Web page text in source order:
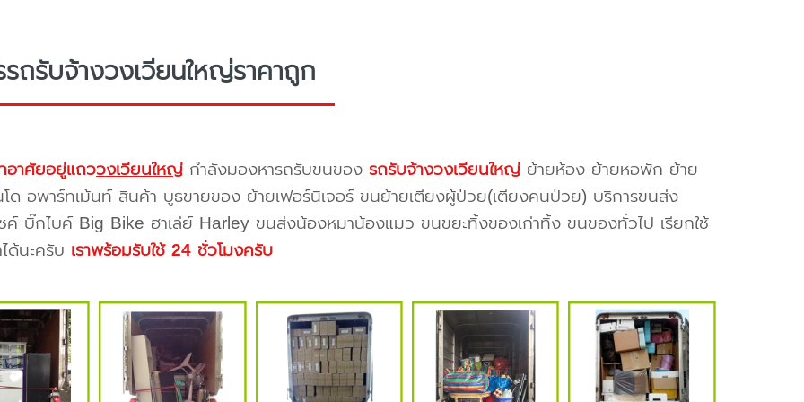
ถรับจ้างวงเวียนใหญ่ราคาถูก
าศัยอยู่แถววงเวียนใหญ่กำลังมองหารถรับขนของ รถรับจ้างวงเวียนใหญ่ย้ายห้อง ย้ายหอพัก ย้าย
ด อพาร์ทเม้นท์ สินค้า บูธขายของ ย้ายเฟอร์นิเจอร์ ขนย้ายเตียงผู้ป่วย(เตียงคนป่วย) บริการขนส่ง
ค์ บิ๊กไบค์ Big Bike ฮาเล่ย์ Harley ขนส่งน้องหมาน้องแมว ขนขยะทิ้งของเก่าทิ้ง ขนของทั่วไป เรียกใช้
ด้นะครับ เราพร้อมรับใช้ 24 ชั่วโมงครับ